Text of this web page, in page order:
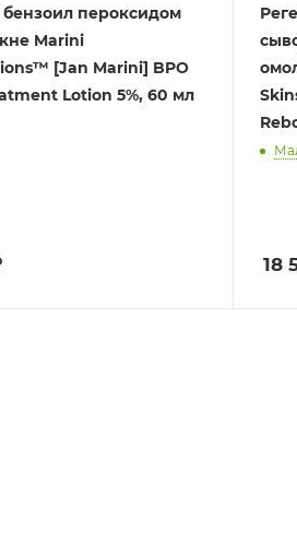
бензоил пероксидом
Marini
[Jan Marini] BPO
Lotion 5%, 60 мл
18